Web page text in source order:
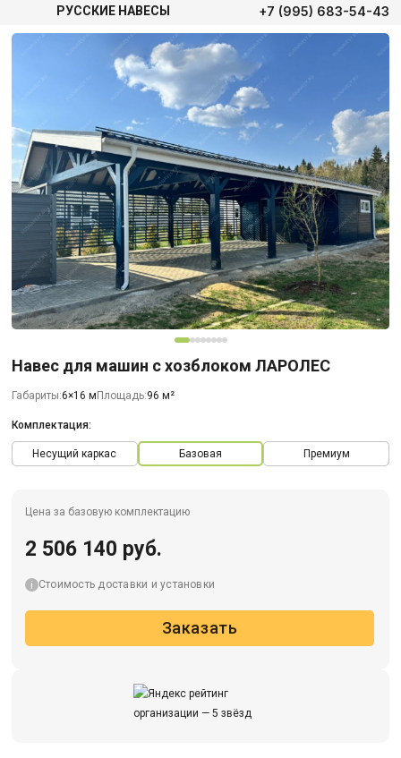
РУССКИЕ НАВЕСЫ +7 (995) 683-54-43
Навес для машин с хозблоком ЛАРОЛЕС
Габариты:6×16 м Площадь:96 м²
Комплектация:
Несущий каркас Базовая Премиум
Цена за базовую комплектацию
2 506 140 руб.
Стоимость доставки и установки
Заказать